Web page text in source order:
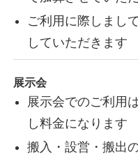
ご利用に際しまし
していただきます
展示会
展示会でのご利用
し料金になります
搬入・設営・搬出